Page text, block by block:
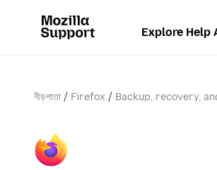
Explore Help
নীড়পাতা Firefox Backup, recovery,